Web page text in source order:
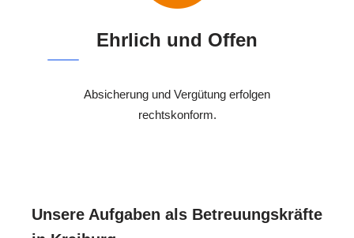
Ehrlich und Offen
Absicherung und Vergütung erfolgen
rechtskonform.
Unsere Aufgaben als Betreuungskräfte